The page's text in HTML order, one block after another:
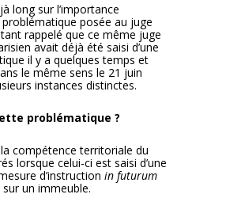
long sur l’importance
posée au juge
rappelé que ce même juge
avait déjà été saisi d’une
il y a quelques temps et
le même sens le 21 juin
instances distinctes.
problématique ?
compétence territoriale du
lorsque celui-ci est saisi d’une
d’instruction in futurum
un immeuble.